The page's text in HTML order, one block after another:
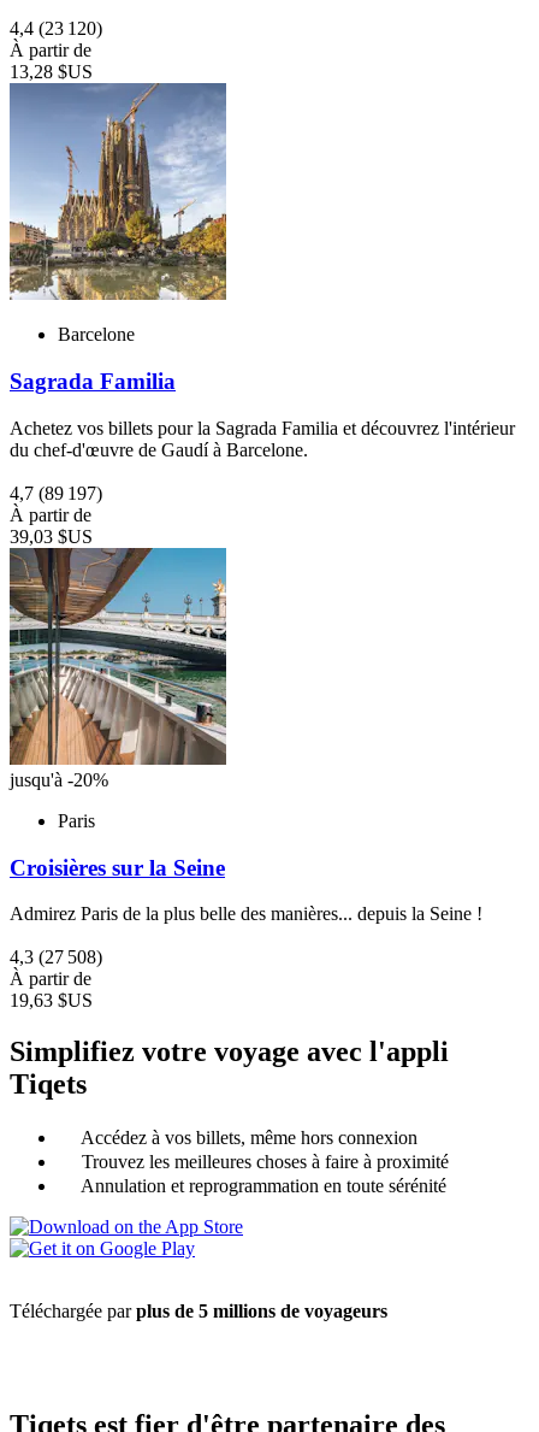
4,4 (23 120)
À partir de
13,28 $US
Barcelone
Sagrada Familia
Achetez vos billets pour la Sagrada Familia et découvrez l'intérieur
du chef-d'œuvre de Gaudí à Barcelone.
4,7 (89 197)
À partir de
39,03 $US
jusqu'à -20%
Paris
Croisières sur la Seine
Admirez Paris de la plus belle des manières... depuis la Seine !
4,3 (27 508)
À partir de
19,63 $US
Simplifiez votre voyage avec l'appli
Tiqets
Accédez à vos billets, même hors connexion
Trouvez les meilleures choses à faire à proximité
Annulation et reprogrammation en toute sérénité
Téléchargée parplus de 5 millions de voyageurs
Tiqets est fier d'être partenaire des